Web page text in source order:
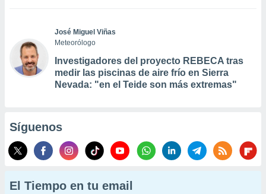
José Miguel Viñas
Meteorólogo
Investigadores del proyecto REBECA tras
medir las piscinas de aire frío en Sierra
Nevada: "en el Teide son más extremas"
Síguenos
El Tiempo en tu email